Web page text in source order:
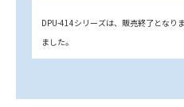
DPU-414シリーズは、販売終了となり
ました。